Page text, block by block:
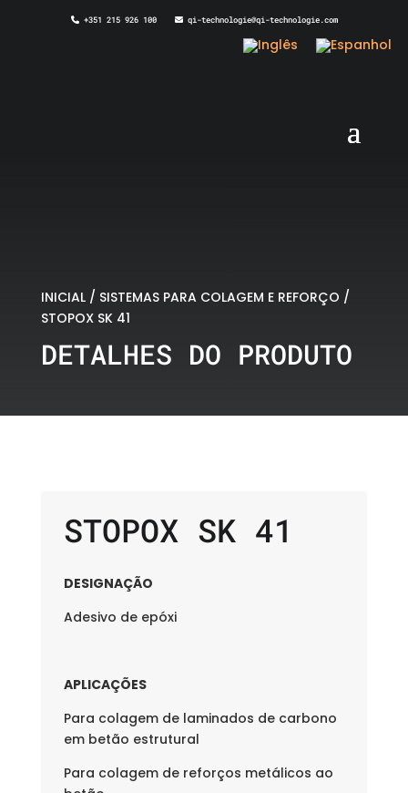
+351 215 926 100 qi-technologie@qi-technologie.com
INICIAL/ SISTEMAS PARA COLAGEM E REFORÇO /
STOPOX SK 41
DETALHES DO PRODUTO
STOPOX SK 41
DESIGNAÇÃO
Adesivo de epóxi
APLICAÇÕES
Para colagem de laminados de carbono
em betão estrutural
Para colagem de reforços metálicos ao